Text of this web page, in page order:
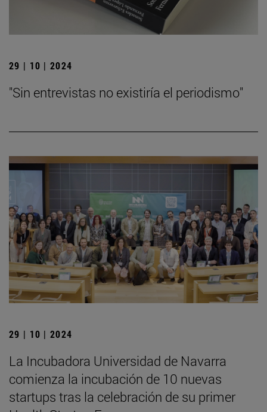
29 | 10 | 2024
"Sin entrevistas no existiría el periodismo"
29 | 10 | 2024
La Incubadora Universidad de Navarra
comienza la incubación de 10 nuevas
startups tras la celebración de su primer